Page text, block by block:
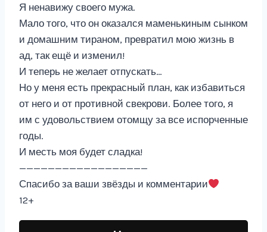
Я ненавижу своего мужа.
Мало того, что он оказался маменькиным сынком
и домашним тираном, превратил мою жизнь в
ад, так ещё и изменил!
И теперь не желает отпускать…
Но у меня есть прекрасный план, как избавиться
от него и от противной свекрови. Более того, я
им с удовольствием отомщу за все испорченные
годы.
И месть моя будет сладка!
——————————————————
Спасибо за ваши звёзды и комментарии
12+